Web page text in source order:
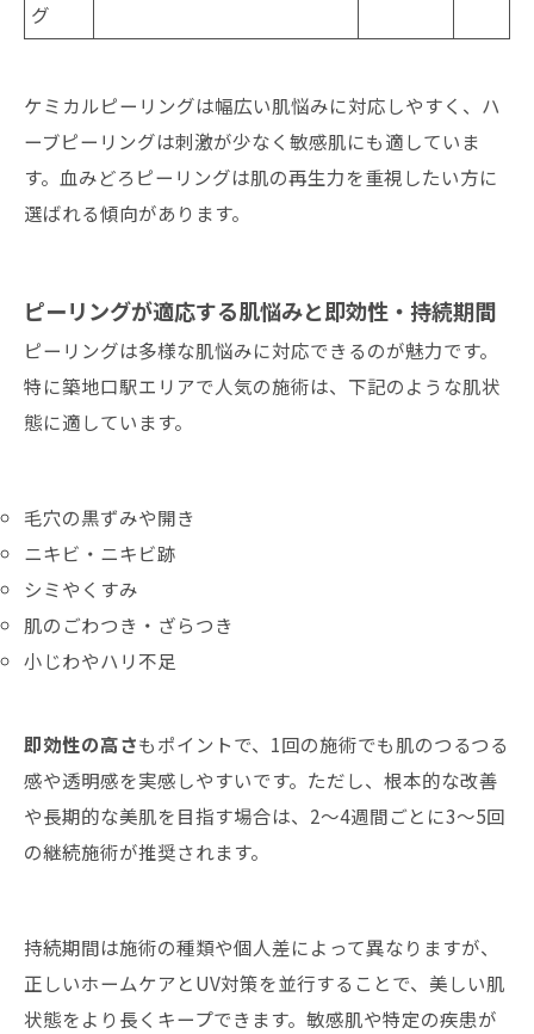
グ
ケミカルピーリングは幅広い肌悩みに対応しやすく、ハ
ーブピーリングは刺激が少なく敏感肌にも適していま
す。血みどろピーリングは肌の再生力を重視したい方に
選ばれる傾向があります。
ピーリングが適応する肌悩みと即効性・持続期間
ピーリングは多様な肌悩みに対応できるのが魅力です。
特に築地口駅エリアで人気の施術は、下記のような肌状
態に適しています。
毛穴の黒ずみや開き
ニキビ・ニキビ跡
シミやくすみ
肌のごわつき・ざらつき
小じわやハリ不足
即効性の高さもポイントで、1回の施術でも肌のつるつる
感や透明感を実感しやすいです。ただし、根本的な改善
や長期的な美肌を目指す場合は、2〜4週間ごとに3〜5回
の継続施術が推奨されます。
持続期間は施術の種類や個人差によって異なりますが、
正しいホームケアとUV対策を並行することで、美しい肌
状態をより長くキープできます。敏感肌や特定の疾患が